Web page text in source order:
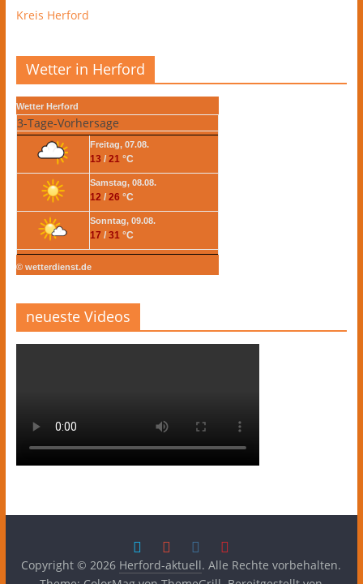
Kreis Herford
Wetter in Herford
Wetter Herford
3-Tage-Vorhersage
Freitag, 07.08.
13 / 21°C
Samstag, 08.08.
12 / 26 °C
Sonntag, 09.08.
17 / 31°C
© wetterdienst.de
neueste Videos
Copyright © 2026 Herford-aktuell. Alle Rechte vorbehalten.